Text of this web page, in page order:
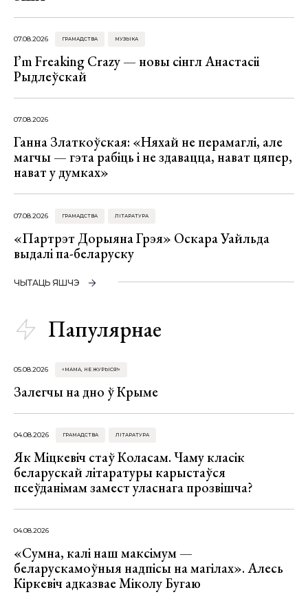
07.08.2026 ГРАМАДСТВА МУЗЫКА
I’m Freaking Crazy — новы сінгл Анастасіі
Рыдлеўскай
07.08.2026
Ганна Златкоўская: «Няхай не перамаглі, але
магчы — гэта рабіць і не здавацца, нават цяпер,
нават у думках»
07.08.2026 ГРАМАДСТВА ЛІТАРАТУРА
«Партрэт Дорыяна Грэя» Оскара Уайльда
выдалі па-беларуску
ЧЫТАЦЬ ЯШЧЭ
Папулярнае
05.08.2026 «МАМА, НЕ ЖУРЫСЯ!»
Залегчы на дно ў Крыме
04.08.2026 ГРАМАДСТВА ЛІТАРАТУРА
Як Міцкевіч стаў Коласам. Чаму класік
беларускай літаратуры карыстаўся
псеўданімам замест уласнага прозвішча?
04.08.2026
«Сумна, калі наш максімум —
беларускамоўныя надпісы на магілах». Алесь
Кіркевіч адказвае Міколу Бугаю